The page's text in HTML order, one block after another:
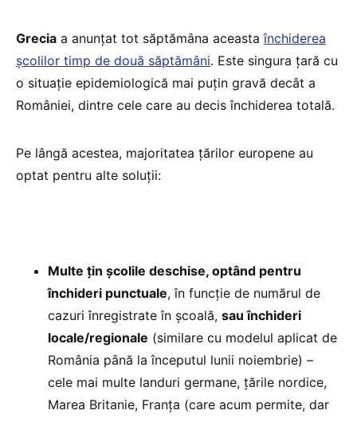
Grecia a anunțat tot săptămâna aceastaînchiderea
școlilor timp de două săptămâni. Este singura țară cu
o situație epidemiologică mai puțin gravă decât a
României, dintre cele care au decis închiderea totală.
Pe lângă acestea, majoritatea țărilor europene au
optat pentru alte soluții:
Multe țin școlile deschise, optând pentru
închideri punctuale, în funcție de numărul de
cazuri înregistrate în școală, sau închideri
locale/regionale (similare cu modelul aplicat de
România până la începutul lunii noiembrie) –
cele mai multe landuri germane, țările nordice,
Marea Britanie, Franța (care acum permite, dar